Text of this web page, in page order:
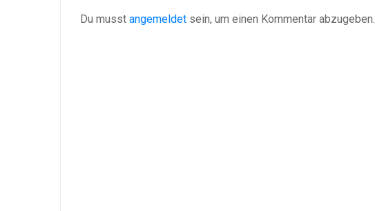
Du musst angemeldet sein, um einen Kommentar abzugeben.